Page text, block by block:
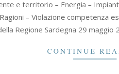
e territorio – Energia –
– Violazione competenza
Regione Sardegna 29 maggio
CONTINUE